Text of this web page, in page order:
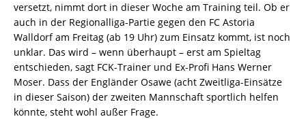
versetzt, nimmt dort in dieser Woche am Training teil. Ob er
auch in der Regionalliga-Partie gegen den FC Astoria
Walldorf am Freitag (ab 19 Uhr) zum Einsatz kommt, ist noch
unklar. Das wird – wenn überhaupt – erst am Spieltag
entschieden, sagt FCK-Trainer und Ex-Profi Hans Werner
Moser. Dass der Engländer Osawe (acht Zweitliga-Einsätze
in dieser Saison) der zweiten Mannschaft sportlich helfen
könnte, steht wohl außer Frage.